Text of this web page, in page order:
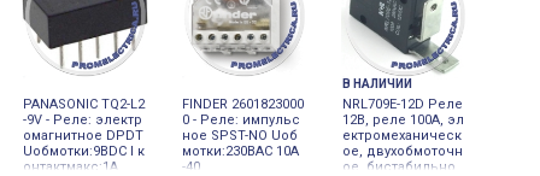
PANASONIC TQ2-L2
-9V - Реле: электр
омагнитное DPDT
Uобмотки:9ВDC I к
онтактмакс:1А
FINDER 2601823000
0 - Реле: импульс
ное SPST-NO Uоб
мотки:230ВAC 10А
-40
В НАЛИЧИИ
NRL709E-12D Реле
12В, реле 100А, эл
ектромеханическ
ое, двухобмоточн
ое, бистабильно